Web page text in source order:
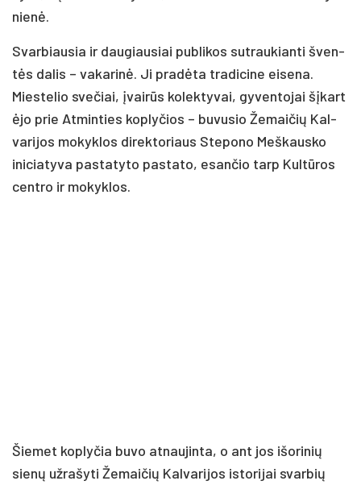
nie­nė.
Svar­biau­sia ir dau­giau­siai pub­li­kos su­trau­kian­ti šven­
tės da­lis – va­ka­ri­nė. Ji pra­dė­ta tra­di­ci­ne ei­se­na.
Mies­te­lio sve­čiai, įvai­rūs ko­lek­ty­vai, gy­ven­to­jai šį­kart
ėjo prie At­min­ties kop­ly­čios – bu­vu­sio Že­mai­čių Kal­
va­ri­jos mo­kyk­los di­rek­to­riaus Ste­po­no Meš­kaus­ko
ini­cia­ty­va pa­sta­ty­to pa­sta­to, esan­čio tarp Kul­tū­ros
cent­ro ir mo­kyk­los.
Šie­met kop­ly­čia bu­vo at­nau­jin­ta, o ant jos išo­ri­nių
sie­nų už­ra­šy­ti Že­mai­čių Kal­va­ri­jos is­to­ri­jai svar­bių